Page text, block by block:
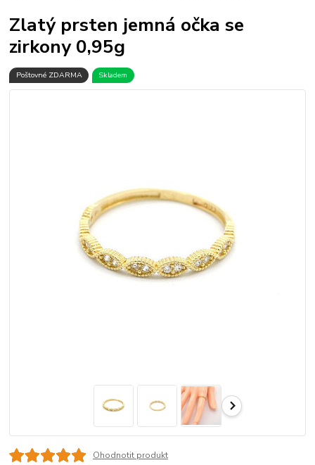
Zlatý prsten jemná očka se
zirkony 0,95g
Poštovné ZDARMA Skladem
Ohodnotit produkt